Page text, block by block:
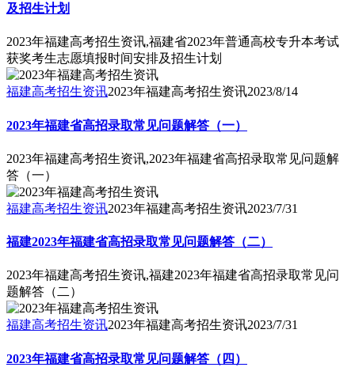
及招生计划
2023年福建高考招生资讯,福建省2023年普通高校专升本考试
获奖考生志愿填报时间安排及招生计划
福建高考招生资讯2023年福建高考招生资讯2023/8/14
2023年福建省高招录取常见问题解答（一）
2023年福建高考招生资讯,2023年福建省高招录取常见问题解
答（一）
福建高考招生资讯2023年福建高考招生资讯2023/7/31
福建2023年福建省高招录取常见问题解答（二）
2023年福建高考招生资讯,福建2023年福建省高招录取常见问
题解答（二）
福建高考招生资讯2023年福建高考招生资讯2023/7/31
2023年福建省高招录取常见问题解答（四）